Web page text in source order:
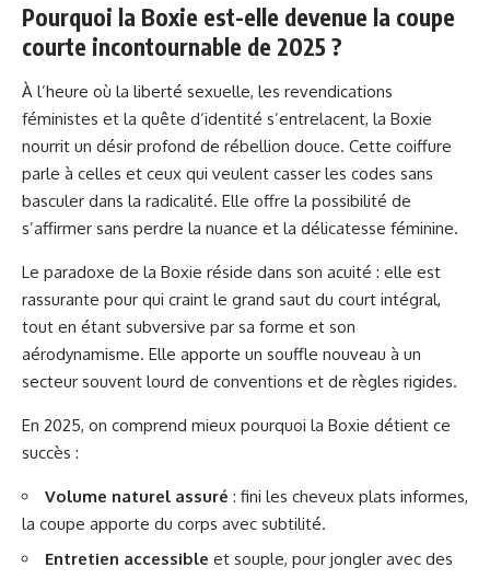
Pourquoi la Boxie est-elle devenue la coupe
courte incontournable de 2025 ?
À l’heure où la liberté sexuelle, les revendications
féministes et la quête d’identité s’entrelacent, la Boxie
nourrit un désir profond de rébellion douce. Cette coiffure
parle à celles et ceux qui veulent casser les codes sans
basculer dans la radicalité. Elle offre la possibilité de
s’affirmer sans perdre la nuance et la délicatesse féminine.
Le paradoxe de la Boxie réside dans son acuité : elle est
rassurante pour qui craint le grand saut du court intégral,
tout en étant subversive par sa forme et son
aérodynamisme. Elle apporte un souffle nouveau à un
secteur souvent lourd de conventions et de règles rigides.
En 2025, on comprend mieux pourquoi la Boxie détient ce
succès :
Volume naturel assuré : fini les cheveux plats informes,
la coupe apporte du corps avec subtilité.
Entretien accessible et souple, pour jongler avec des